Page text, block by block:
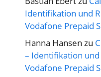
Identifikation und
Vodafone Prepaid
Hanna Hansen zu
– Identifikation
Vodafone Prepaid